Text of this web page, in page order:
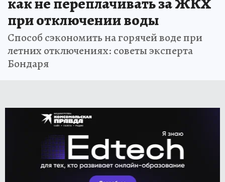
при отключении воды
Способ сэкономить на горячей воде при
летних отключениях: советы эксперта
Бондаря